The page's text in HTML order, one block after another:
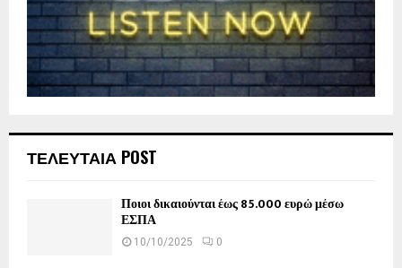
ΤΕΛΕΥΤΑΙΑ POST
Ποιοι δικαιούνται έως 85.000 ευρώ μέσω
ΕΣΠΑ
10/10/2025 0